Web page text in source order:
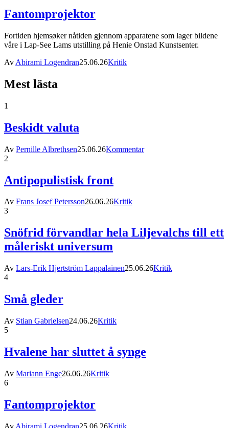
Fantomprojektor
Fortiden hjemsøker nåtiden gjennom apparatene som lager bildene
våre i Lap-See Lams utstilling på Henie Onstad Kunstsenter.
Av Abirami Logendran25.06.26Kritik
Mest lästa
1
Beskidt valuta
Av Pernille Albrethsen25.06.26Kommentar
2
Antipopulistisk front
Av Frans Josef Petersson26.06.26Kritik
3
Snöfrid förvandlar hela Liljevalchs till ett
måleriskt universum
Av Lars-Erik Hjertström Lappalainen25.06.26Kritik
4
Små gleder
Av Stian Gabrielsen24.06.26Kritik
5
Hvalene har sluttet å synge
Av Mariann Enge26.06.26Kritik
6
Fantomprojektor
Av Abirami Logendran25.06.26Kritik